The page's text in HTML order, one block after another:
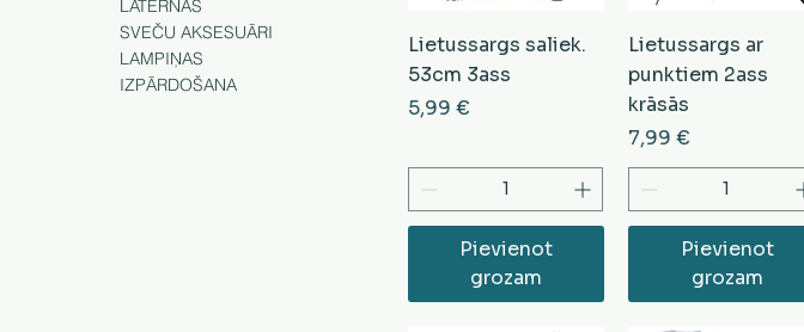
LATERNAS
SVEČU AKSESUĀRI
LAMPIŅAS
IZPĀRDOŠANA
Lietussargs saliek.
53cm 3ass
Cena
5,99 €
Pievienot
grozam
Lietussargs ar
punktiem 2ass
krāsās
Cena
7,99 €
Pievienot
grozam